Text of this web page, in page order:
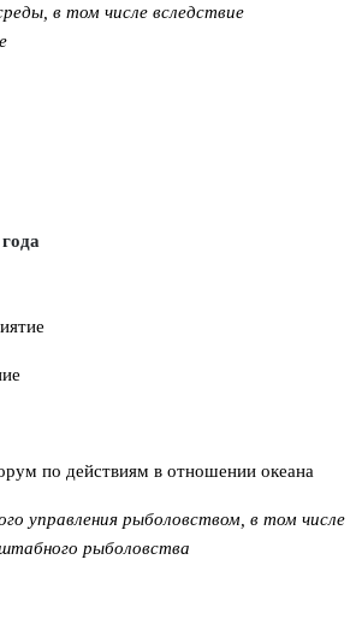
в том числе вследствие
по действиям в отношении океана
управления рыболовством, в том числе
рыболовства